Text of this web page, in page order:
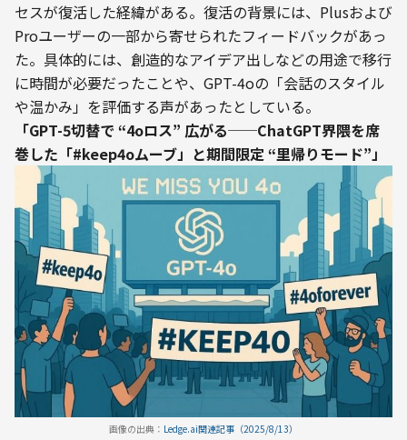
セスが復活した経緯がある。復活の背景には、Plusおよび
Proユーザーの一部から寄せられたフィードバックがあっ
た。具体的には、創造的なアイデア出しなどの用途で移行
に時間が必要だったことや、GPT-4oの「会話のスタイル
や温かみ」を評価する声があったとしている。
「GPT-5切替で “4oロス” 広がる──ChatGPT界隈を席
巻した「#keep4oムーブ」と期間限定 “里帰りモード”」
画像の出典： Ledge.ai関連記事（2025/8/13）